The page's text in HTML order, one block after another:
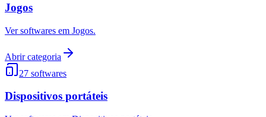
Jogos
Ver softwares em Jogos.
Abrir categoria
27 softwares
Dispositivos portáteis